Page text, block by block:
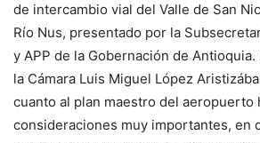
de intercambio vial del Valle de San
Río Nus, presentado por la
y APP de la Gobernación de
la Cámara Luis Miguel López
cuanto al plan maestro del aeropuerto
consideraciones muy importantes, en